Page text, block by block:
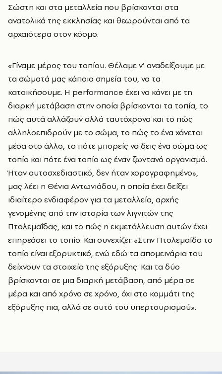
Σώστη και στα μεταλλεία που βρίσκονται στα
ανατολικά της εκκλησίας και θεωρούνται από τα
αρχαιότερα στον κόσμο.
«Γίναμε μέρος του τοπίου. Θέλαμε ν’ αναδείξουμε με
τα σώματά μας κάποια σημεία του, να τα
κατοικήσουμε. Η performance έχει να κάνει με τη
διαρκή μετάβαση στην οποία βρίσκονται τα τοπία, το
πώς αυτά αλλάζουν αλλά ταυτόχρονα και το πώς
αλληλοεπιδρούν με το σώμα, το πώς το ένα χάνεται
μέσα στο άλλο, το πότε μπορείς να δεις ένα σώμα ως
τοπίο και πότε ένα τοπίο ως έναν ζωντανό οργανισμό.
Ήταν αυτοσχεδιαστικό, δεν ήταν χορογραφημένο»,
μας λέει η Θένια Αντωνιάδου, η οποία έχει δείξει
ιδιαίτερο ενδιαφέρον για τα μεταλλεία, αρχής
γενομένης από την ιστορία των λιγνιτών της
Πτολεμαΐδας, και το πώς η εκμετάλλευση αυτών έχει
επηρεάσει το τοπίο. Και συνεχίζει: «Στην Πτολεμαΐδα το
τοπίο είναι εξορυκτικό, ενώ εδώ τα απομεινάρια του
δείχνουν τα στοιχεία της εξόρυξης. Και τα δύο
βρίσκονται σε μια διαρκή μετάβαση, από μέρα σε
μέρα και από χρόνο σε χρόνο, όχι στο κομμάτι της
εξόρυξης πια, αλλά σε αυτό του υπερτουρισμού».